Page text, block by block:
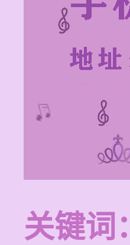
关键词：